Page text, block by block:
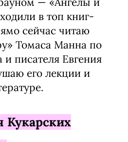
Абгарян — немного
я и все мои
зачитывались
Еще советую роман-
о приключениях
он немного похож
к земле
Ремарка, а еще